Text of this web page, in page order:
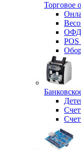
Торговое
ОФД